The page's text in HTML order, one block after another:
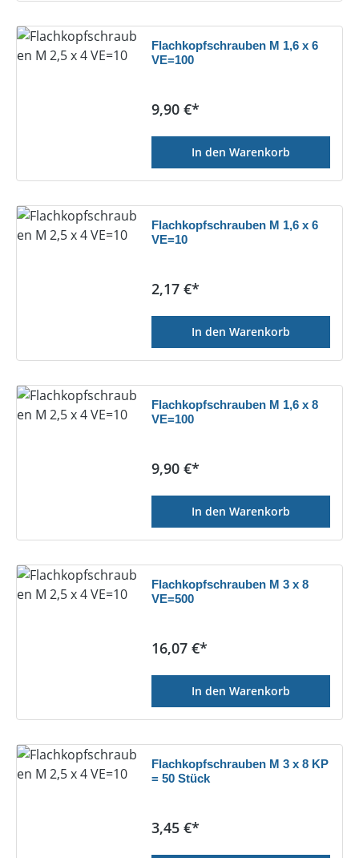
Flachkopfschrauben M 1,6 x 6
VE=100
Regulärer Preis:
9,90 €*
In den Warenkorb
Flachkopfschrauben M 1,6 x 6
VE=10
Regulärer Preis:
2,17 €*
In den Warenkorb
Flachkopfschrauben M 1,6 x 8
VE=100
Regulärer Preis:
9,90 €*
In den Warenkorb
Flachkopfschrauben M 3 x 8
VE=500
Regulärer Preis:
16,07 €*
In den Warenkorb
Flachkopfschrauben M 3 x 8 KP
= 50 Stück
Regulärer Preis:
3,45 €*